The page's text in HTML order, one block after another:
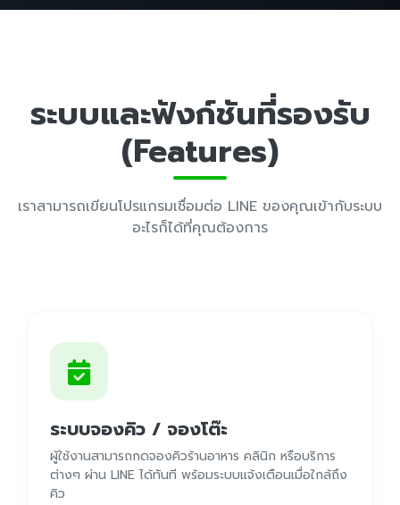
ระบบและฟังก์ชันที่รองรับ
(Features)
เราสามารถเขียนโปรแกรมเชื่อมต่อ LINE ของคุณเข้ากับระบบ
อะไรก็ได้ที่คุณต้องการ
ระบบจองคิว / จองโต๊ะ
ผู้ใช้งานสามารถกดจองคิวร้านอาหาร คลินิก หรือบริการ
ต่างๆ ผ่าน LINE ได้ทันที พร้อมระบบแจ้งเตือนเมื่อใกล้ถึง
คิว